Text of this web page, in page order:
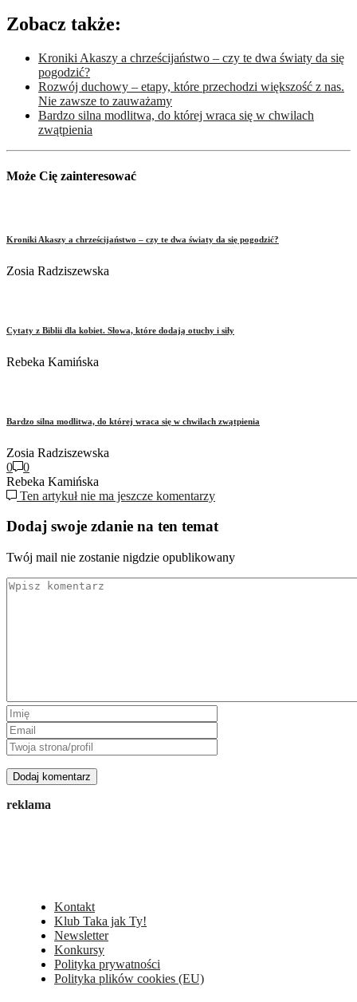
Zobacz także:
Kroniki Akaszy a chrześcijaństwo – czy te dwa światy da się
pogodzić?
Rozwój duchowy – etapy, które przechodzi większość z nas.
Nie zawsze to zauważamy
Bardzo silna modlitwa, do której wraca się w chwilach
zwątpienia
Może Cię zainteresować
Kroniki Akaszy a chrześcijaństwo – czy te dwa światy da się pogodzić?
Zosia Radziszewska
Cytaty z Biblii dla kobiet. Słowa, które dodają otuchy i siły
Rebeka Kamińska
Bardzo silna modlitwa, do której wraca się w chwilach zwątpienia
Zosia Radziszewska
0
0
Rebeka Kamińska
Ten artykuł nie ma jeszcze komentarzy
Dodaj swoje zdanie na ten temat
Twój mail nie zostanie nigdzie opublikowany
reklama
Kontakt
Klub Taka jak Ty!
Newsletter
Konkursy
Polityka prywatności
Polityka plików cookies (EU)